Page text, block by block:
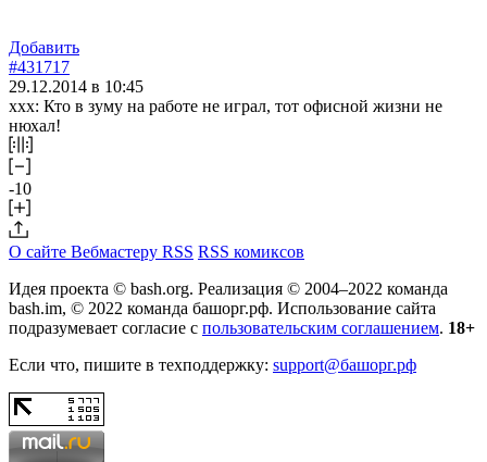
Добавить
#431717
29.12.2014 в 10:45
xxx: Кто в зуму на работе не играл, тот офисной жизни не
нюхал!
-10
О сайте Вебмастеру RSS RSS комиксов
Идея проекта © bash.org. Реализация © 2004–2022 команда
bash.im, © 2022 команда башорг.рф. Использование сайта
подразумевает согласие с пользовательским соглашением. 18+
Если что, пишите в техподдержку: support@башорг.рф